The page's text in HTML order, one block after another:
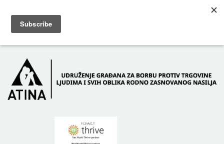
POČETNA O NAMA